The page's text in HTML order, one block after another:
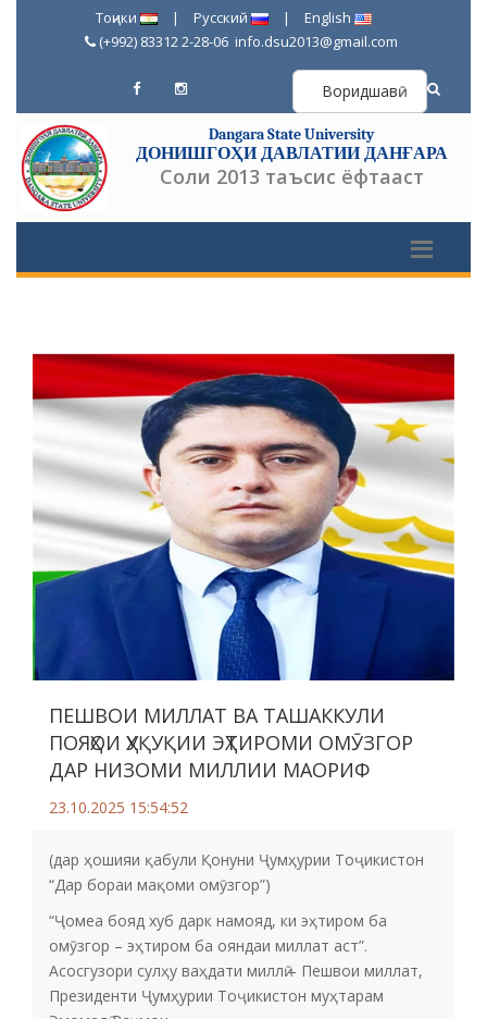
Тоҷики | Русский |
English
(+992) 83312 2-28-06 info.dsu2013@gmail.com
Воридшавӣ
Dangara State University
ДОНИШГОҲИ ДАВЛАТИИ ДАНҒАРА
Соли 2013 таъсис ёфтааст
ПЕШВОИ МИЛЛАТ ВА ТАШАККУЛИ
ПОЯҲОИ ҲУҚУҚИИ ЭҲТИРОМИ ОМӮЗГОР
ДАР НИЗОМИ МИЛЛИИ МАОРИФ
23.10.2025 15:54:52
(дар ҳошияи қабули Қонуни Ҷумҳурии Тоҷикистон
“Дар бораи мақоми омӯзгор”)
“Ҷомеа бояд хуб дарк намояд, ки эҳтиром ба
омӯзгор – эҳтиром ба ояндаи миллат аст”.
Асосгузори сулҳу ваҳдати миллӣ – Пешвои миллат,
Президенти Ҷумҳурии Тоҷикистон муҳтарам